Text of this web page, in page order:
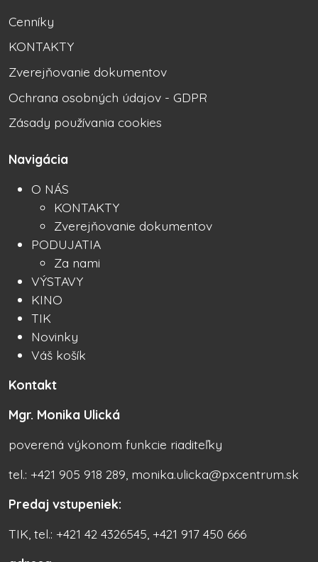
Cenníky
KONTAKTY
Zverejňovanie dokumentov
Ochrana osobných údajov - GDPR
Zásady používania cookies
Navigácia
O NÁS
KONTAKTY
Zverejňovanie dokumentov
PODUJATIA
Za nami
VÝSTAVY
KINO
TIK
Novinky
Váš košík
Kontakt
Mgr. Monika Ulická
poverená výkonom funkcie riaditeľky
tel.: +421 905 918 289, monika.ulicka@pxcentrum.sk
Predaj vstupeniek:
TIK, tel.: +421 42 4326545, +421 917 450 666